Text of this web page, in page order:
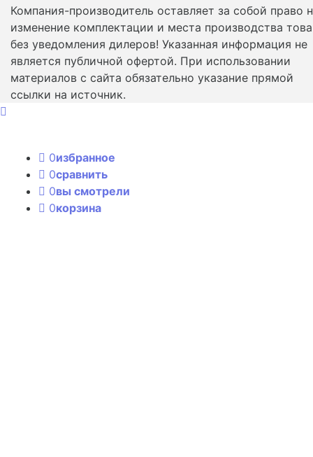
Компания-производитель оставляет за собой право
изменение комплектации и места производства
без уведомления дилеров! Указанная информация не
является публичной офертой. При использовании
материалов с сайта обязательно указание прямой
ссылки на источник.
0избранное
0сравнить
0вы смотрели
0корзина